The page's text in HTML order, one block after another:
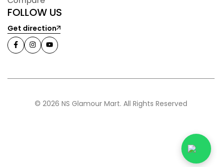
FOLLOW US
Get direction
© 2026 NS Glamour Mart. All Rights Reserved